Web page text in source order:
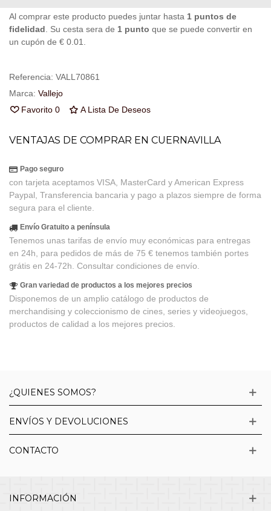
Al comprar este producto puedes juntar hasta 1 puntos de
fidelidad . Su cesta sera de 1 punto que se puede convertir en
un cupón de € 0.01
Referencia: VALL70861
Marca: Vallejo
Favorito 0 A Lista De Deseos
VENTAJAS DE COMPRAR EN CUERNAVILLA
Pago seguro
con tarjeta aceptamos VISA, MasterCard y American Express
Paypal, Transferencia bancaria y pago a plazos siempre de forma
segura para el cliente.
Envío Gratuito a península
Tenemos unas tarifas de envío muy económicas para entregas
en 24h, para pedidos de más de 75 € tenemos también portes
grátis en 24-72h. Consultar condiciones de envío.
Gran variedad de productos a los mejores precios
Disponemos de un amplio catálogo de productos de
merchandising y coleccionismo de cines, series y videojuegos,
productos de calidad a los mejores precios.
¿QUIENES SOMOS?
ENVÍOS Y DEVOLUCIONES
CONTACTO
INFORMACIÓN